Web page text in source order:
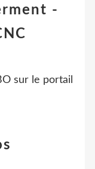
-
sur le portail